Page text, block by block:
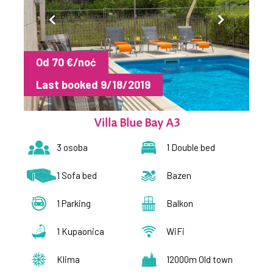
Od 70 €/noć
Last booked 9/18/2019
Villa Blue Bay A3
3 osoba 1 Double bed
1 Sofa bed Bazen
1 Parking Balkon
1 Kupaonica WiFi
Klima 12000m Old town